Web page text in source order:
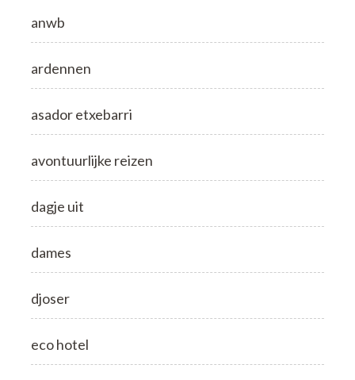
anwb
ardennen
asador etxebarri
avontuurlijke reizen
dagje uit
dames
djoser
eco hotel